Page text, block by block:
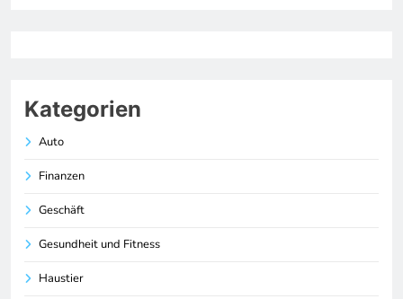
Kategorien
Auto
Finanzen
Geschäft
Gesundheit und Fitness
Haustier